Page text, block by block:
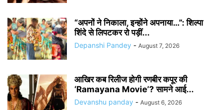
“अपनों ने निकाला, इन्होंने अपनाया…”: शिल्पा
शिंदे से लिपटकर रो पड़ीं...
Depanshi Pandey - August 7, 2026
आखिर कब रिलीज होगी रणबीर कपूर की
‘Ramayana Movie’? सामने आई...
Devanshu panday - August 6, 2026